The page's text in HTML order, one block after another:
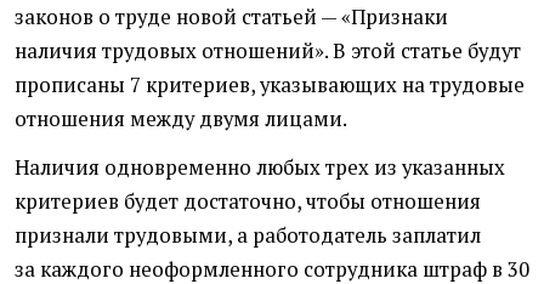
законов о труде новой статьей — «Признаки
наличия трудовых отношений». В этой статье будут
прописаны 7 критериев, указывающих на трудовые
отношения между двумя лицами.
Наличия одновременно любых трех из указанных
критериев будет достаточно, чтобы отношения
признали трудовыми, а работодатель заплатил
за каждого неоформленного сотрудника штраф в 30